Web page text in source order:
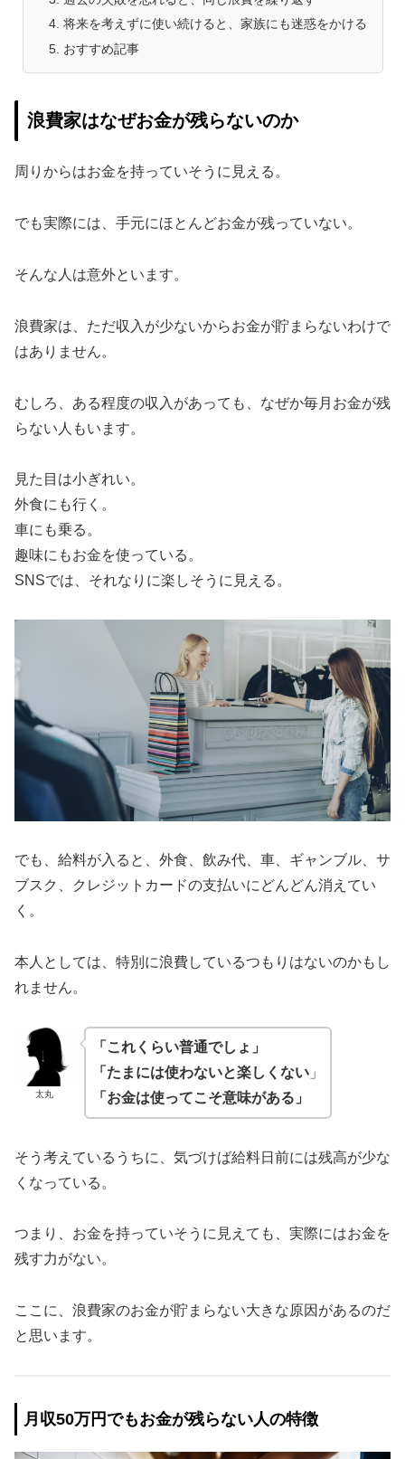
将来を考えずに使い続けると、家族にも迷惑をかける
おすすめ記事
浪費家はなぜお金が残らないのか
周りからはお金を持っていそうに見える。
でも実際には、手元にほとんどお金が残っていない。
そんな人は意外といます。
浪費家は、ただ収入が少ないからお金が貯まらないわけで
はありません。
むしろ、ある程度の収入があっても、なぜか毎月お金が残
らない人もいます。
見た目は小ぎれい。
外食にも行く。
車にも乗る。
趣味にもお金を使っている。
SNSでは、それなりに楽しそうに見える。
でも、給料が入ると、外食、飲み代、車、ギャンブル、サ
ブスク、クレジットカードの支払いにどんどん消えてい
く。
本人としては、特別に浪費しているつもりはないのかもし
れません。
太丸
「これくらい普通でしょ」
「たまには使わないと楽しくない」
「お金は使ってこそ意味がある」
そう考えているうちに、気づけば給料日前には残高が少な
くなっている。
つまり、お金を持っていそうに見えても、実際にはお金を
残す力がない。
ここに、浪費家のお金が貯まらない大きな原因があるのだ
と思います。
月収50万円でもお金が残らない人の特徴